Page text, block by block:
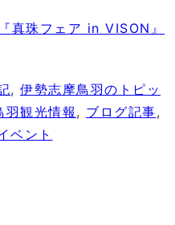
真珠フェア in VISON』
, 伊勢志摩鳥羽のトピッ
羽観光情報 , ブログ記事,
ベント